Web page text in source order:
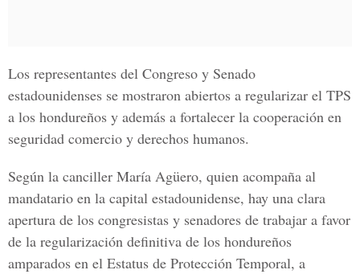
Los representantes del Congreso y Senado
estadounidenses se mostraron abiertos a regularizar el TPS
a los hondureños y además a fortalecer la cooperación en
seguridad comercio y derechos humanos.
Según la canciller María Agüero, quien acompaña al
mandatario en la capital estadounidense, hay una clara
apertura de los congresistas y senadores de trabajar a favor
de la regularización definitiva de los hondureños
amparados en el Estatus de Protección Temporal, a